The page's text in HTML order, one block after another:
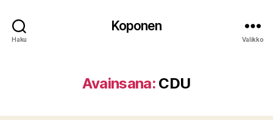
Haku
Koponen
Valikko
Avainsana: CDU